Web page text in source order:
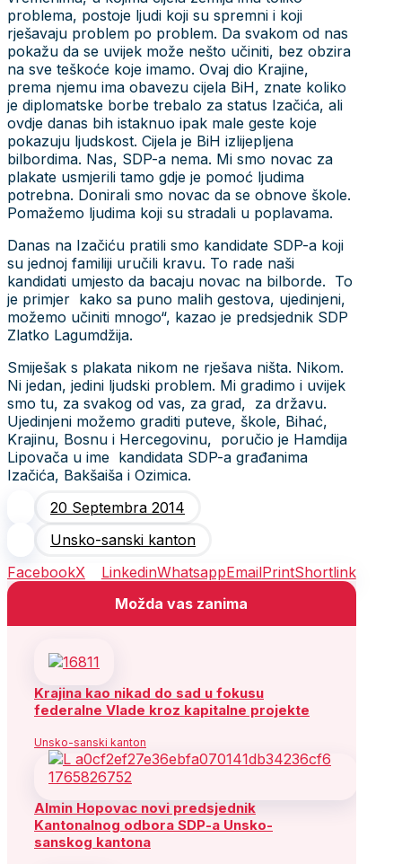
problema, postoje ljudi koji su spremni i koji
rješavaju problem po problem. Da svakom od nas
pokažu da se uvijek može nešto učiniti, bez obzira
na sve teškoće koje imamo. Ovaj dio Krajine,
prema njemu ima obavezu cijela BiH, znate koliko
je diplomatske borbe trebalo za status Izačića, ali
ovdje danas bih istaknuo ipak male geste koje
pokazuju ljudskost. Cijela je BiH izlijepljena
bilbordima. Nas, SDP-a nema. Mi smo novac za
plakate usmjerili tamo gdje je pomoć ljudima
potrebna. Donirali smo novac da se obnove škole.
Pomažemo ljudima koji su stradali u poplavama.
Danas na Izačiću pratili smo kandidate SDP-a koji
su jednoj familiji uručili kravu. To rade naši
kandidati umjesto da bacaju novac na bilborde. To
je primjer kako sa puno malih gestova, ujedinjeni,
možemo učiniti mnogo“, kazao je predsjednik SDP
Zlatko Lagumdžija.
Smiješak s plakata nikom ne rješava ništa. Nikom.
Ni jedan, jedini ljudski problem. Mi gradimo i uvijek
smo tu, za svakog od vas, za grad, za državu.
Ujedinjeni možemo graditi puteve, škole, Bihać,
Krajinu, Bosnu i Hercegovinu, poručio je Hamdija
Lipovača u ime kandidata SDP-a građanima
Izačića, Bakšaiša i Ozimica.
20 Septembra 2014
Unsko-sanski kanton
FacebookX LinkedinWhatsappEmailPrintShortlink
Možda vas zanima
Krajina kao nikad do sad u fokusu
federalne Vlade kroz kapitalne projekte
Unsko-sanski kanton
Almin Hopovac novi predsjednik
Kantonalnog odbora SDP-a Unsko-
sanskog kantona